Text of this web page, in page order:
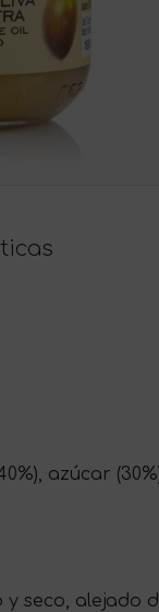
azúcar
seco, alejado